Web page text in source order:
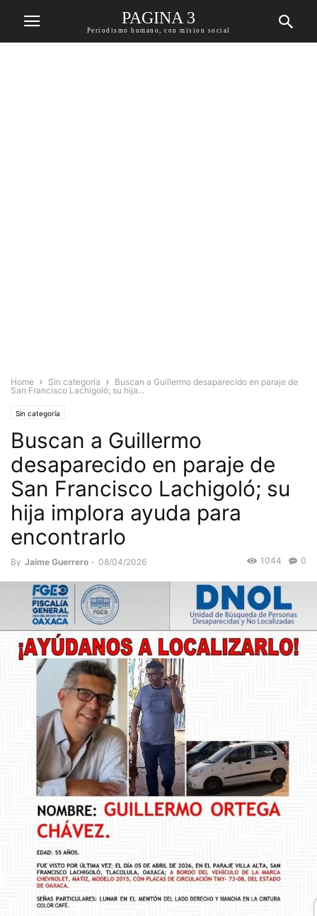
PAGINA 3
Periodismo humano, con mision social
Home Sin categoría
Buscan a Guillermo desaparecido en paraje de
San Francisco Lachigoló; su hija...
Sin categoría
Buscan a Guillermo
desaparecido en paraje de
San Francisco Lachigoló; su
hija implora ayuda para
encontrarlo
By Jaime Guerrero - 08/04/2026 0
1044